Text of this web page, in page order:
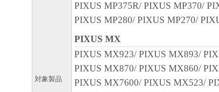
対象製品
PIXUS MP375R/ PIXUS MP370/
PIXUS MP280/ PIXUS MP270/
PIXUS MX
PIXUS MX923/ PIXUS MX893/
PIXUS MX870/ PIXUS MX860/
PIXUS MX7600/ PIXUS MX523/